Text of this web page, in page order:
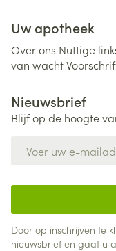
Uw apotheek
Over ons Nuttige
van wacht
Nieuwsbrief
Blijf op de hoogte
Door op inschrijven te
nieuwsbrief en gaat u